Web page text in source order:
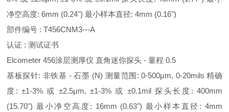
净空高度: 6mm (0.24") 最小样本直径: 4mm (0.16")
部件编号 : T456CNM3---A
认证 : 测试证书
Elcometer 456涂层测厚仪 直角迷你探头 - 量程 0.5
基板探针: 非铁基 - 石墨 (N) 测量范围: 0-500μm, 0-20mils 精确
度: ±1-3% 或 ±2.5μm, ±1-3% 或 ±0.1mil 探头长度: 400mm
(15.70") 最小净空高度: 16mm (0.63") 最小样本直径: 4mm